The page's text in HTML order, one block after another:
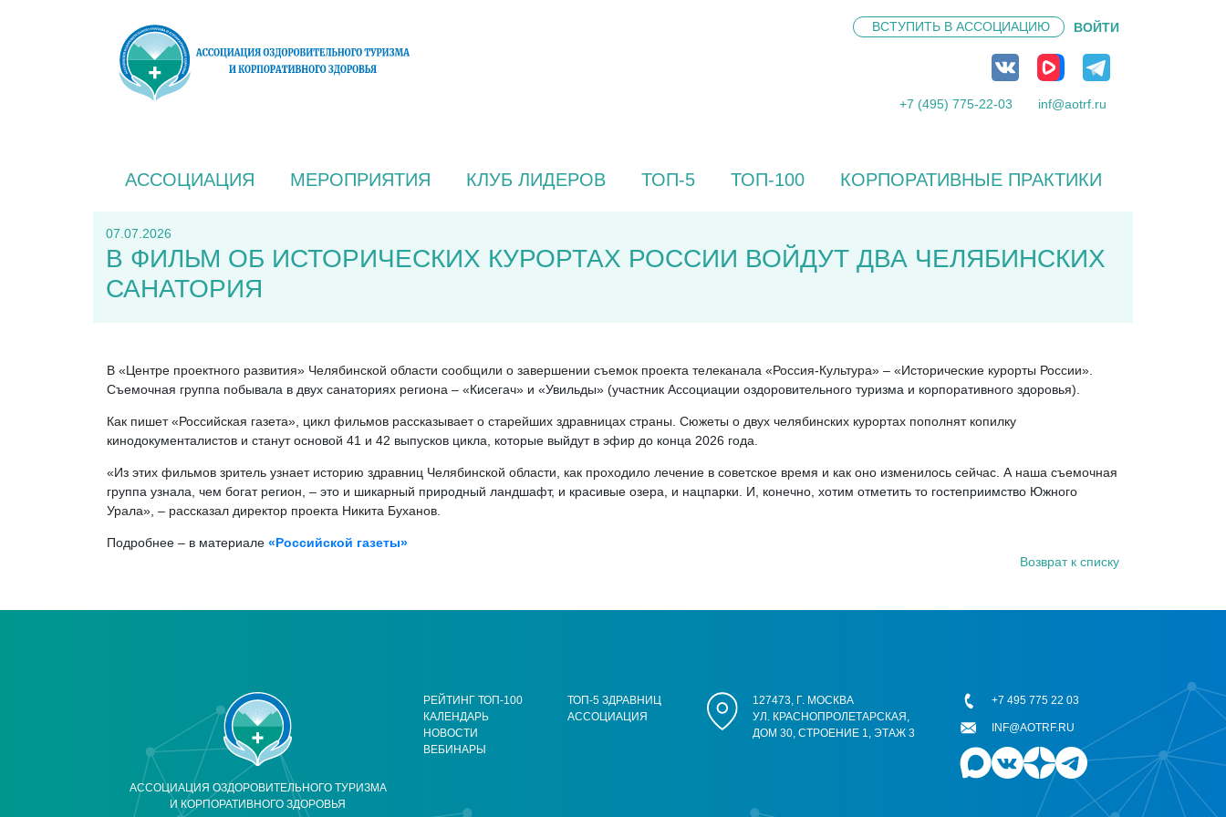
ВСТУПИТЬ В АССОЦИАЦИЮ ВОЙТИ
+7 (495) 775-22-03 inf@aotrf.ru
АССОЦИАЦИЯ МЕРОПРИЯТИЯ КЛУБ ЛИДЕРОВ ТОП-5 ТОП-100 КОРПОРАТИВНЫЕ ПРАКТИКИ
07.07.2026
В ФИЛЬМ ОБ ИСТОРИЧЕСКИХ КУРОРТАХ РОССИИ ВОЙДУТ ДВА ЧЕЛЯБИНСКИХ
САНАТОРИЯ
В «Центре проектного развития» Челябинской области сообщили о завершении съемок проекта телеканала «Россия-Культура» – «Исторические курорты России».
Съемочная группа побывала в двух санаториях региона – «Кисегач» и «Увильды» (участник Ассоциации оздоровительного туризма и корпоративного здоровья).
Как пишет «Российская газета», цикл фильмов рассказывает о старейших здравницах страны. Сюжеты о двух челябинских курортах пополнят копилку
кинодокументалистов и станут основой 41 и 42 выпусков цикла, которые выйдут в эфир до конца 2026 года.
«Из этих фильмов зритель узнает историю здравниц Челябинской области, как проходило лечение в советское время и как оно изменилось сейчас. А наша съемочная
группа узнала, чем богат регион, – это и шикарный природный ландшафт, и красивые озера, и нацпарки. И, конечно, хотим отметить то гостеприимство Южного
Урала», – рассказал директор проекта Никита Буханов.
Подробнее – в материале «Российской газеты»
Возврат к списку
АССОЦИАЦИЯ ОЗДОРОВИТЕЛЬНОГО ТУРИЗМА
И КОРПОРАТИВНОГО ЗДОРОВЬЯ
РЕЙТИНГ ТОП-100
КАЛЕНДАРЬ
НОВОСТИ
ВЕБИНАРЫ
ТОП-5 ЗДРАВНИЦ
АССОЦИАЦИЯ
127473, Г. МОСКВА
УЛ. КРАСНОПРОЛЕТАРСКАЯ,
ДОМ 30, СТРОЕНИЕ 1, ЭТАЖ 3
+7 495 775 22 03
INF@AOTRF.RU